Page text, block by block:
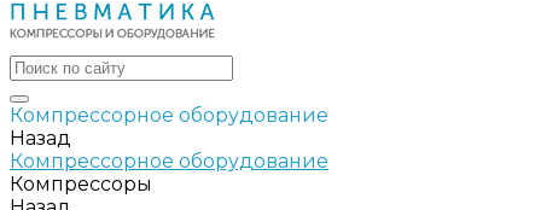
Компрессорное оборудование
Назад
Компрессорное оборудование
Компрессоры